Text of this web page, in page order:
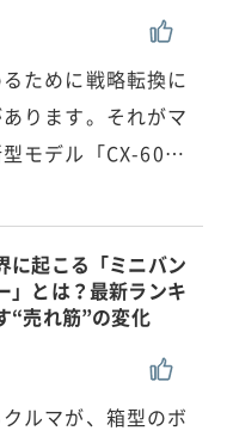
ために戦略転換に
ります。それがマ
モデル「CX-60…
に起こる「ミニバン
」とは？最新ランキ
“売れ筋”の変化
ルマが、箱型のボ